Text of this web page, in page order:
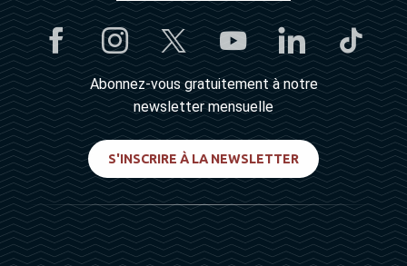
Abonnez-vous gratuitement à notre
newsletter mensuelle
S'INSCRIRE À LA NEWSLETTER